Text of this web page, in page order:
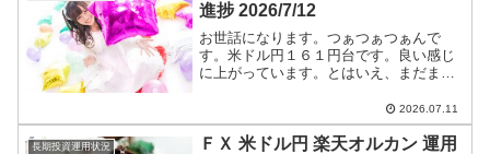
進捗 2026/7/12
お世話になります。つぁつぁつぁんで
す。米ドル円１６１円台です。良い感じ
に上がっています。とはいえ、まだまだ
す。米ドル円ショートエントリー手法と
今後のつぁつぁつぁん戦略は【米ドル
円】に全て書いています。
2026.07.11
長期投資運用状況
ＦＸ 米ドル円 楽天オルカン 運用